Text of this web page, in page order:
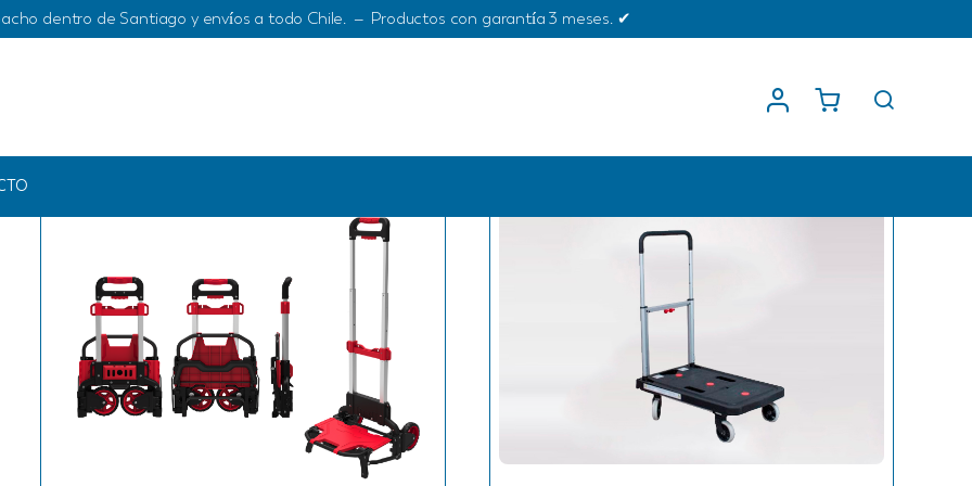
dentro de Santiago y envíos a todo Chile. – Productos con garantía 3 meses. ✔